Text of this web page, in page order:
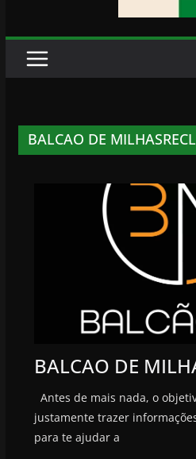
BALCAO DE
BALCAO DE
Antes de mais nada, o
justamente trazer
para te ajudar a